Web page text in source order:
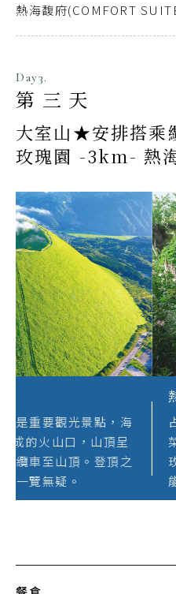
熱海馥府(COMFORT
Day3.
第三天
大室山★安排搭
玫瑰園 -3km- 熱
大室山是伊豆高原的象
拔約580公尺，因火山
現碗狀的圓坑。特別安
後週遭山景、相模灣海